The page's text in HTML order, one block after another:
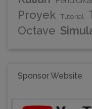
Proyek
Tutorial
Octave
Sponsor Website